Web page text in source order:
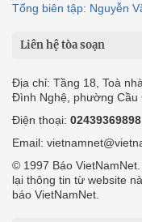
Tổng biên tập: Nguyễn
Liên hệ tòa soạn
Địa chỉ: Tầng 18, Toà
Đình Nghệ, phường Cầu
Điện thoại: 02439369898
Email:
© 1997 Báo
lại thông tin từ website
báo VietNamNet.